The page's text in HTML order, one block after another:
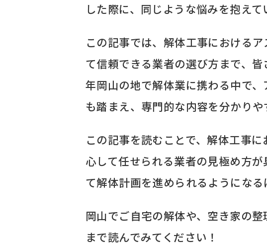
した際に、同じような悩みを抱えて
この記事では、解体工事における
て信頼できる業者の選び方まで、
年岡山の地で解体業に携わる中で
も踏まえ、専門的な内容を分かりや
この記事を読むことで、解体工事
心して任せられる業者の見極め方
て解体計画を進められるようになる
岡山でご自宅の解体や、空き家の
まで読んでみてください！